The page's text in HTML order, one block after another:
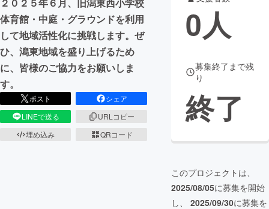
まちづくり・地域活性化
CAMPFIRE for Social Good
CAMPFIRE Creation
CAMPFIREふるさと納税
体育館・中庭・グラウンドを利用
して地域活性化に挑戦します。ぜ
ひ、潟東地域を盛り上げるため
に、皆様のご協力をお願いしま
す。
ポスト
シェア
LINEで送る
URLコピー
埋め込み
QRコード
0人
募集終了まで残
り
終了
このプロジェクトは、
2025/08/05に募集を開始
し、 2025/09/30に募集を